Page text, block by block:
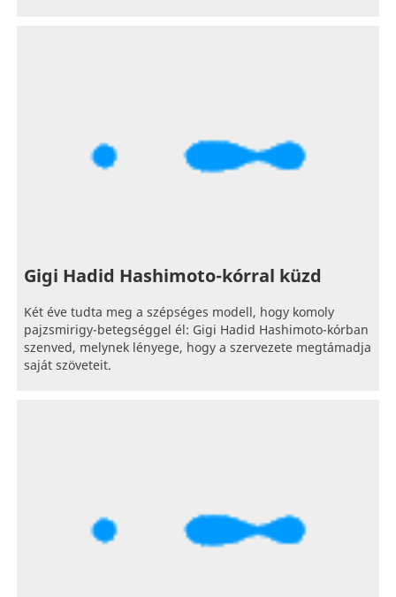
Gigi Hadid Hashimoto-kórral küzd
Két éve tudta meg a szépséges modell, hogy komoly
pajzsmirigy-betegséggel él: Gigi Hadid Hashimoto-kórban
szenved, melynek lényege, hogy a szervezete megtámadja
saját szöveteit.